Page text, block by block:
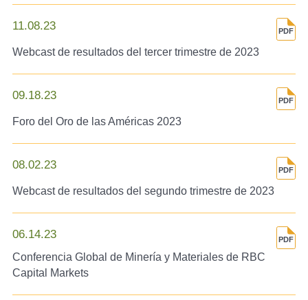
11.08.23
Webcast de resultados del tercer trimestre de 2023
09.18.23
Foro del Oro de las Américas 2023
08.02.23
Webcast de resultados del segundo trimestre de 2023
06.14.23
Conferencia Global de Minería y Materiales de RBC
Capital Markets